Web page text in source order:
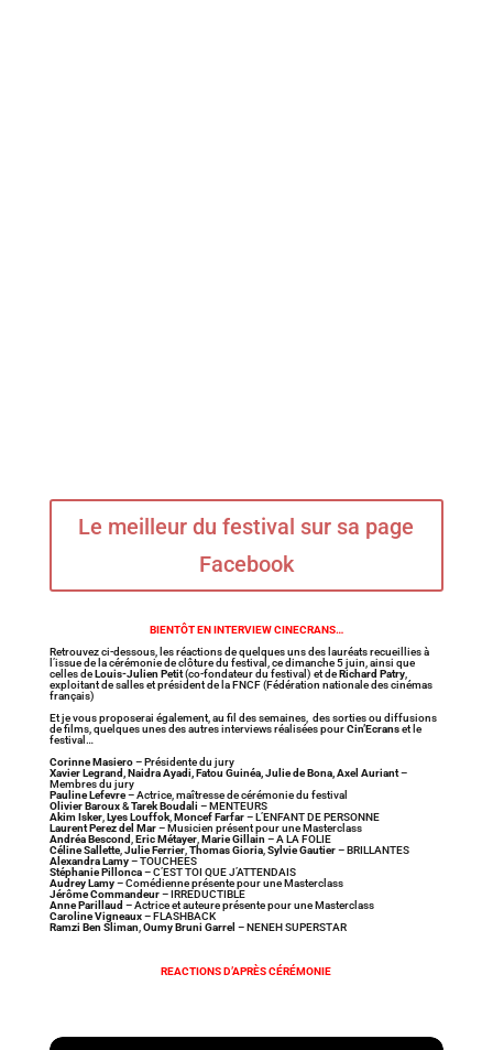
Le meilleur du festival sur sa page
Facebook
BIENTÔT EN INTERVIEW CINECRANS…
Retrouvez ci-dessous, les réactions de quelques uns des lauréats recueillies à
l’issue de la cérémonie de clôture du festival, ce dimanche 5 juin, ainsi que
celles deLouis-Julien Petit(co-fondateur du festival) et deRichard Patry,
exploitant de salles et président de la FNCF (Fédération nationale des cinémas
français)
Et je vous proposerai également, au fil des semaines, des sorties ou diffusions
de films, quelques unes des autres interviews réalisées pourCin’Ecranset le
festival…
Corinne Masiero– Présidente du jury
Xavier Legrand, Naidra Ayadi, Fatou Guinéa, Julie de Bona, Axel Auriant–
Membres du jury
Pauline Lefevre– Actrice, maîtresse de cérémonie du festival
Olivier Baroux&Tarek Boudali – MENTEURS
Akim Isker, Lyes Louffok, Moncef Farfar– L’ENFANT DE PERSONNE
Laurent Perez del Mar– Musicien présent pour une Masterclass
Andréa Bescond Eric Métayer, Marie Gillain – A LA FOLIE
Céline Sallette, Julie Ferrier, Thomas Gioria, Sylvie Gautier– BRILLANTES
Alexandra Lamy– TOUCHEES
Stéphanie Pillonca– C’EST TOI QUE J’ATTENDAIS
Audrey Lamy– Comédienne présente pour une Masterclass
Jérôme Commandeur– IRREDUCTIBLE
Anne Parillaud – Actrice et auteure présente pour une Masterclass
Caroline Vigneaux– FLASHBACK
Ramzi Ben Sliman Oumy Bruni Garrel – NENEH SUPERSTAR
REACTIONS D’APRÈS CÉRÉMONIE